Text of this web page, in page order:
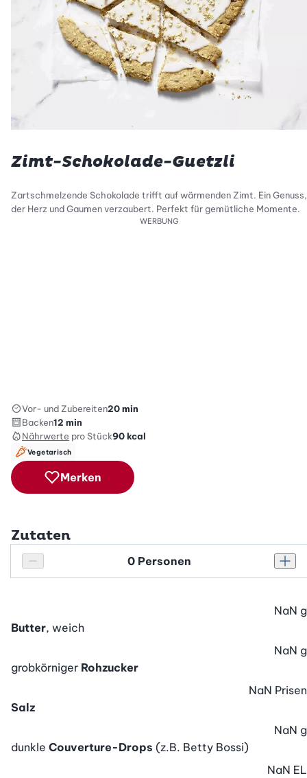
Zimt-Schokolade-Guetzli
Zartschmelzende Schokolade trifft auf wärmenden Zimt. Ein Genuss,
der Herz und Gaumen verzaubert. Perfekt für gemütliche Momente.
WERBUNG
Vor- und Zubereiten20 min
Backen12 min
Nährwerte pro Stück90kcal
Vegetarisch
Merken
Zutaten
Personenanzahl verringern
Personenanzahl
Butter, weich
NaN g
grobkörniger Rohzucker
NaN g
Salz
NaN Prisen
dunkle Couverture-Drops (z.B. Betty Bossi)
NaN g
NaN EL